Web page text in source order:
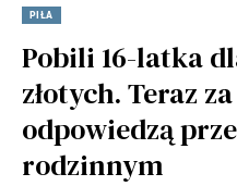
PIŁA
Pobili 16-latka
złotych. Teraz
odpowiedzą
rodzinnym